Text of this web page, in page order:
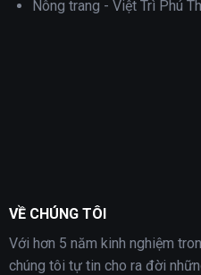
Nông trang - Việt Trì Phú
VỀ CHÚNG TÔI
Với hơn 5 năm kinh nghiệm
chúng tôi tự tin cho ra đời